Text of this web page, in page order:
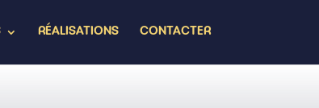
RÉALISATIONS CONTACTER